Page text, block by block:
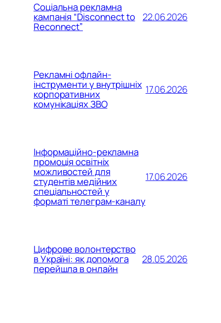
Соціальна рекламна
кампанія “Disconnect to
Reconnect”
22.06.2026
Рекламні офлайн-
інструменти у внутрішніх
корпоративних
комунікаціях ЗВО
17.06.2026
Інформаційно-рекламна
промоція освітніх
можливостей для
студентів медійних
спеціальностей у
форматі телеграм-каналу
17.06.2026
Цифрове волонтерство
в Україні: як допомога
перейшла в онлайн
28.05.2026